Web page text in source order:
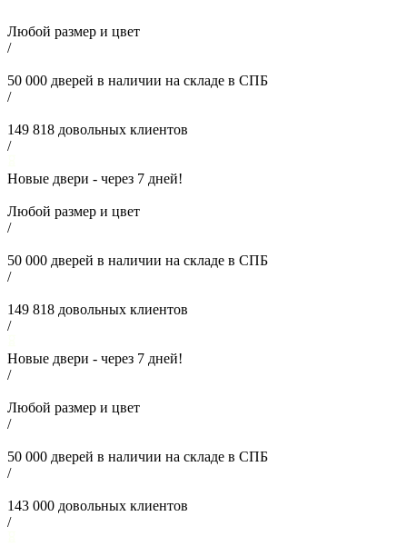
Любой размер и цвет
/
50 000 дверей в наличии на складе в СПБ
/
149 818 довольных клиентов
/
Новые двери - через 7 дней!
Любой размер и цвет
/
50 000 дверей в наличии на складе в СПБ
/
149 818 довольных клиентов
/
Новые двери - через 7 дней!
/
Любой размер и цвет
/
50 000 дверей в наличии на складе в СПБ
/
143 000 довольных клиентов
/